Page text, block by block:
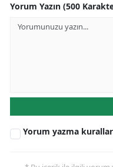
Yorum Yazın (500
Yorum yazma